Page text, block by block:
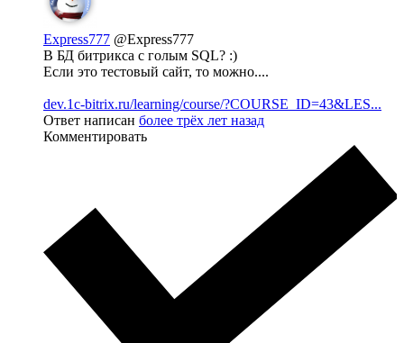
Express777 @Express777
В БД битрикса с голым SQL? :)
Если это тестовый сайт, то можно....
dev.1c-bitrix.ru/learning/course/?COURSE_ID=43&LES...
Ответ написан более трёх лет назад
Комментировать